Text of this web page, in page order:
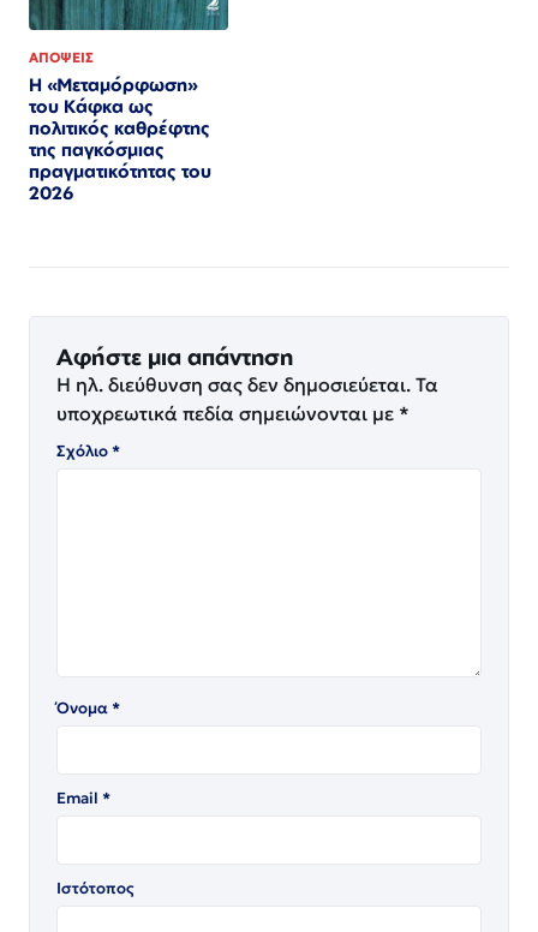
ΑΠΟΨΕΙΣ
Η «Μεταμόρφωση»
του Κάφκα ως
πολιτικός καθρέφτης
της παγκόσμιας
πραγματικότητας του
2026
Αφήστε μια απάντηση
Η ηλ. διεύθυνση σας δεν δημοσιεύεται. Τα
υποχρεωτικά πεδία σημειώνονται με *
Σχόλιο*
Όνομα*
Email *
Ιστότοπος